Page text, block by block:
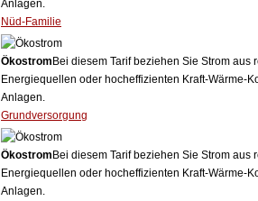
Anlagen.
Nüd-Familie
Ökostrom Bei diesem Tarif beziehen Sie Strom aus
Energiequellen oder hocheffizienten Kraft-Wärme-
Anlagen.
Grundversorgung
Ökostrom Bei diesem Tarif beziehen Sie Strom aus
Energiequellen oder hocheffizienten Kraft-Wärme-
Anlagen.